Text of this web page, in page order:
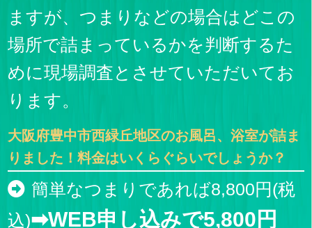
ますが、つまりなどの場合はどこの
場所で詰まっているかを判断するた
めに現場調査とさせていただいてお
ります。
大阪府豊中市西緑丘地区のお風呂、浴室が詰ま
りました！料金はいくらぐらいでしょうか？
簡単なつまりであれば8,800円(税
込)➡WEB申し込みで5,800円